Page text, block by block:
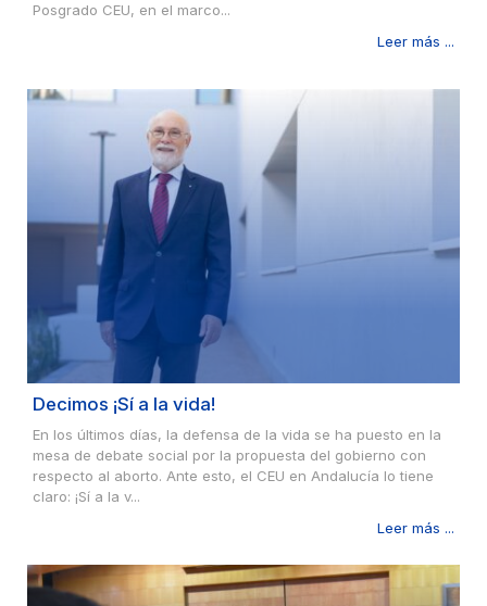
Posgrado CEU, en el marco...
Leer más ...
Decimos ¡Sí a la vida!
En los últimos días, la defensa de la vida se ha puesto en la
mesa de debate social por la propuesta del gobierno con
respecto al aborto. Ante esto, el CEU en Andalucía lo tiene
claro: ¡Sí a la v...
Leer más ...